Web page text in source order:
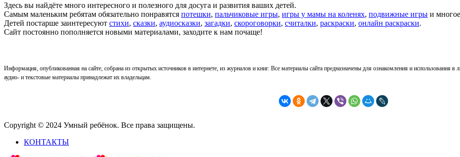
Здесь вы найдёте много интересного и полезного для досуга и развития ваших детей.
Самым маленьким ребятам обязательно понравятся потешки, пальчиковые игры, игры у мамы на коленях, подвижные игры и
Детей постарше заинтересуют стихи, сказки, аудиосказки, загадки, скороговорки, считалки, раскраски, онлайн раскраски.
Сайт постоянно пополняется новыми материалами, заходите к нам почаще!
Информация, опубликованная на сайте, собрана из открытых источников в интернете, из журналов и книг. Все материалы сайта предназначены для ознакомления и использования
аудио- и текстовые материалы принадлежат их владельцам.
Copyright © 2024 Умный ребёнок. Все права защищены.
КОНТАКТЫ